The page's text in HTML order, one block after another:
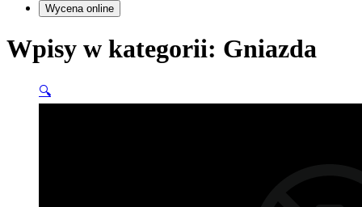
Wycena online
Wpisy w kategorii: Gniazda
🔍